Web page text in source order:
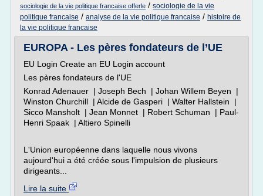
sociologie de la vie politique francaise offerle / sociologie de la vie
politique francaise / analyse de la vie politique francaise / histoire de
la vie politique francaise
EUROPA - Les pères fondateurs de l’UE
EU Login Create an EU Login account
Les pères fondateurs de l'UE
Konrad Adenauer | Joseph Bech | Johan Willem Beyen |
Winston Churchill | Alcide de Gasperi | Walter Hallstein |
Sicco Mansholt | Jean Monnet | Robert Schuman | Paul-
Henri Spaak | Altiero Spinelli
L'Union européenne dans laquelle nous vivons
aujourd'hui a été créée sous l'impulsion de plusieurs
dirigeants...
Lire la suite